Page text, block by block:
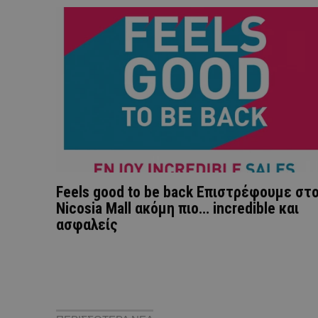
Feels good to be back Επιστρέφουμε
Nicosia Mall ακόμη πιο… incredible και
ασφαλείς